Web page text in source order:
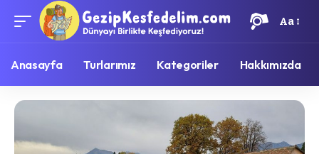
Aa
Anasayfa Turlarımız Kategoriler Hakkımızda